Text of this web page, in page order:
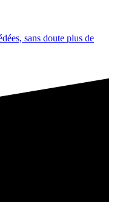
sans doute plus de